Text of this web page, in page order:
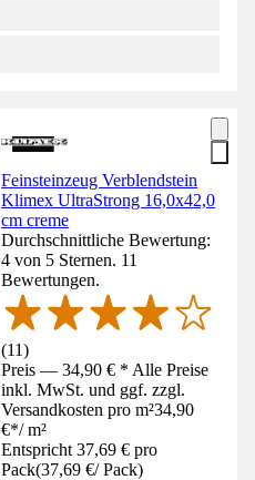
Feinsteinzeug Verblendstein
Klimex UltraStrong 16,0x42,0
cm creme
Durchschnittliche Bewertung:
4 von 5 Sternen. 11
Bewertungen.
(11)
Preis — 34,90 € * Alle Preise
inkl. MwSt. und ggf. zzgl.
Versandkosten pro m²34,90
€*/ m²
Entspricht 37,69 € pro
Pack(37,69 €/ Pack)